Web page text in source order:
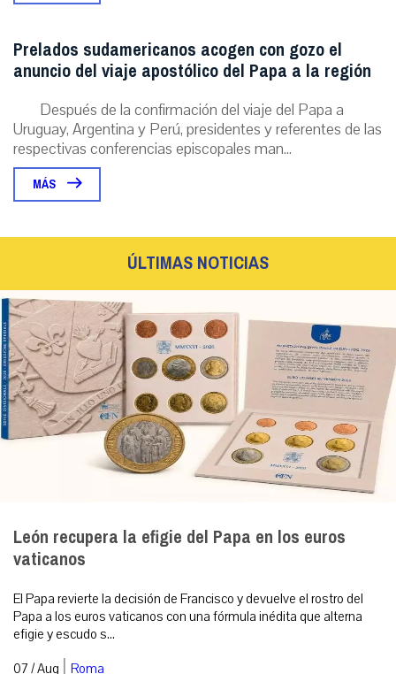
Prelados sudamericanos acogen con gozo el
anuncio del viaje apostólico del Papa a la región
Después de la confirmación del viaje del Papa a
Uruguay, Argentina y Perú, presidentes y referentes de las
respectivas conferencias episcopales man...
MÁS
ÚLTIMAS NOTICIAS
León recupera la efigie del Papa en los euros
vaticanos
El Papa revierte la decisión de Francisco y devuelve el rostro del
Papa a los euros vaticanos con una fórmula inédita que alterna
efigie y escudo s...
07 / Aug | Roma